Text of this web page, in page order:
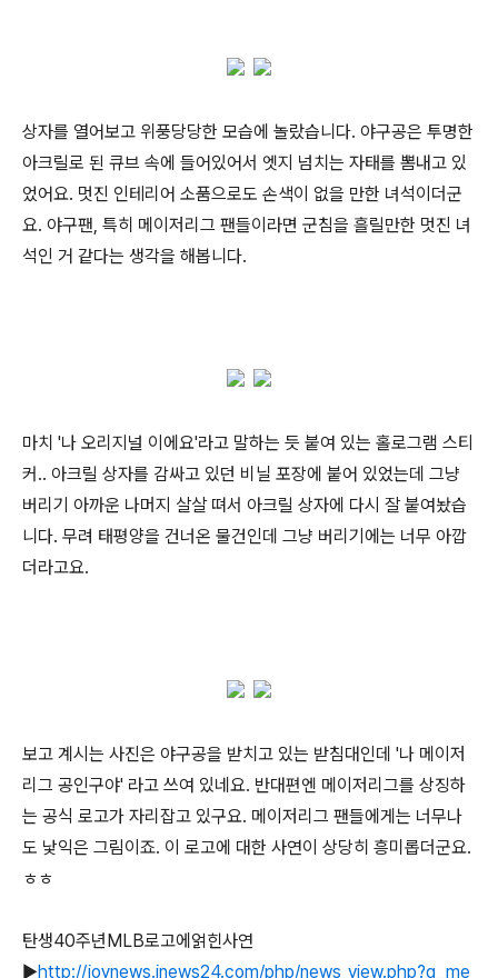
상자를 열어보고 위풍당당한 모습에 놀랐습니다. 야구공은 투명한
아크릴로 된 큐브 속에 들어있어서 엣지 넘치는 자태를 뽐내고 있
었어요. 멋진 인테리어 소품으로도 손색이 없을 만한 녀석이더군
요. 야구팬, 특히 메이저리그 팬들이라면 군침을 흘릴만한 멋진 녀
석인 거 같다는 생각을 해봅니다.
마치 '나 오리지널 이에요'라고 말하는 듯 붙여 있는 홀로그램 스티
커.. 아크릴 상자를 감싸고 있던 비닐 포장에 붙어 있었는데 그냥
버리기 아까운 나머지 살살 뗘서 아크릴 상자에 다시 잘 붙여놨습
니다. 무려 태평양을 건너온 물건인데 그냥 버리기에는 너무 아깝
더라고요.
보고 계시는 사진은 야구공을 받치고 있는 받침대인데 '나 메이저
리그 공인구야' 라고 쓰여 있네요. 반대편엔 메이저리그를 상징하
는 공식 로고가 자리잡고 있구요. 메이저리그 팬들에게는 너무나
도 낯익은 그림이죠. 이 로고에 대한 사연이 상당히 흥미롭더군요.
ㅎㅎ
탄생40주년MLB로고에얽힌사연
▶http://joynews.inews24.com/php/news_view.php?g_me